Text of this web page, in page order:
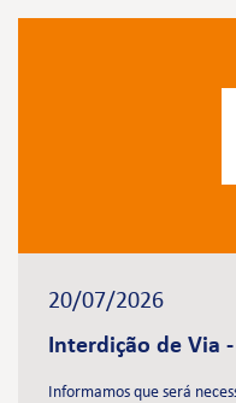
20/07/2026
Interdição de Via
Informamos que será